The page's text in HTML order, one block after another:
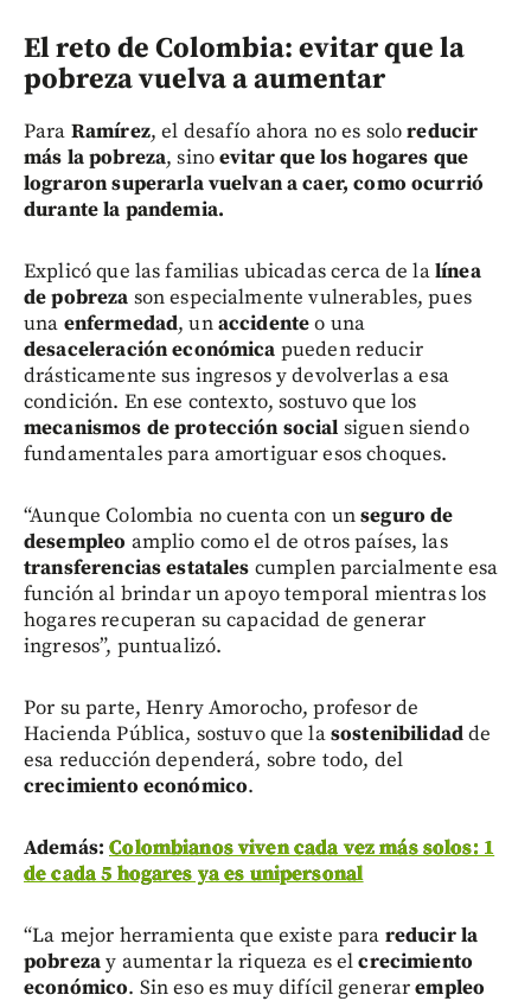
El reto de Colombia: evitar que la
pobreza vuelva a aumentar
Para Ramírez, el desafío ahora no es soloreducir
más la pobreza, sinoevitar que los hogares que
lograron superarla vuelvan a caer, como ocurrió
durante la pandemia.
Explicó que las familias ubicadas cerca de lalínea
de pobreza son especialmente vulnerables, pues
una enfermedad, unaccidenteo una
desaceleración económica pueden reducir
drásticamente sus ingresos y devolverlas a esa
condición. En ese contexto, sostuvo que los
mecanismos de protección social siguen siendo
fundamentales para amortiguar esos choques.
“Aunque Colombia no cuenta con unseguro de
desempleo amplio como el de otros países, las
transferencias estatales cumplen parcialmente esa
función al brindar un apoyo temporal mientras los
hogares recuperan su capacidad de generar
ingresos”, puntualizó.
Por su parte, Henry Amorocho, profesor de
Hacienda Pública, sostuvo que lasostenibilidadde
esa reducción dependerá, sobre todo, del
crecimiento económico.
Además:Colombianos viven cada vez más solos: 1
de cada 5 hogares ya es unipersonal
“La mejor herramienta que existe para reducir la
pobrezay aumentar la riqueza es elcrecimiento
económico. Sin eso es muy difícil generarempleo